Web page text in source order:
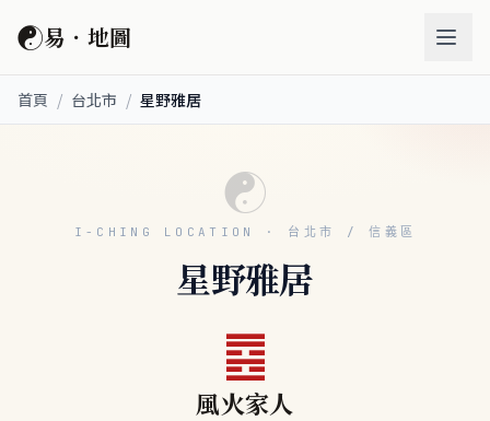
☯易．地圖
首頁 / 台北市 / 星野雅居
☯
I-CHING LOCATION · 台北市 / 信義區
星野雅居
䷤
風火家人